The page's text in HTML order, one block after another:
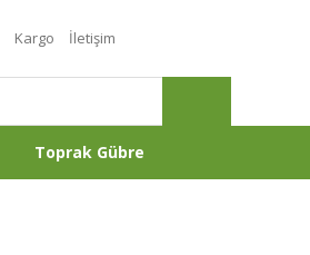
Kargo İletişim
Toprak Gübre